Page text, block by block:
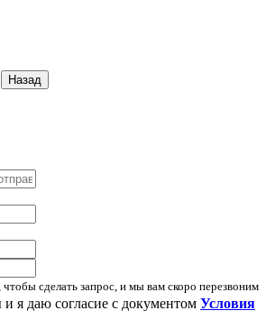
Назад
сделать запрос, и мы вам скоро перезвоним
я даю согласие с документом Условия